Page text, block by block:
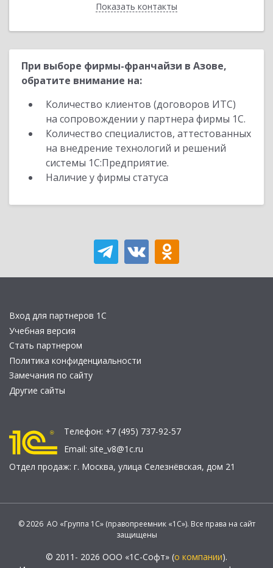
Показать контакты
Назад
При выборе фирмы-франчайзи в Азове,
обратите внимание на:
Количество клиентов (договоров ИТС)
на сопровождении у партнера фирмы 1С.
Количество специалистов, аттестованных
на внедрение технологий и решений
системы 1С:Предприятие.
Наличие у фирмы статуса
Вход для партнеров 1С
Учебная версия
Стать партнером
Политика конфиденциальности
Замечания по сайту
Другие сайты
Телефон: +7 (495) 737-92-57
Email: site_v8@1c.ru
Отдел продаж: г. Москва, улица Селезнёвская, дом 21
© 2026 АО «Группа 1С» (правопреемник «1С»). Все права на сайт
защищены
© 2011- 2026 ООО «1С-Софт» (о компании).